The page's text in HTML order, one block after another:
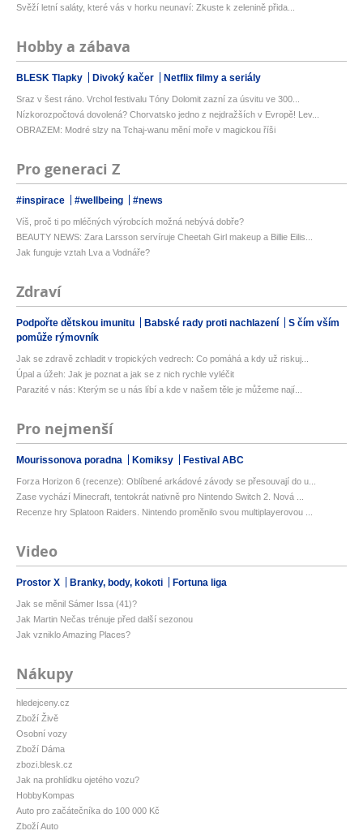
Svěží letní saláty, které vás v horku neunaví: Zkuste k zelenině přida...
Hobby a zábava
BLESK Tlapky Divoký kačer Netflix filmy a seriály
Sraz v šest ráno. Vrchol festivalu Tóny Dolomit zazní za úsvitu ve 300...
Nízkorozpočtová dovolená? Chorvatsko jedno z nejdražších v Evropě! Lev...
OBRAZEM: Modré slzy na Tchaj-wanu mění moře v magickou říši
Pro generaci Z
#inspirace #wellbeing #news
Víš, proč ti po mléčných výrobcích možná nebývá dobře?
BEAUTY NEWS: Zara Larsson servíruje Cheetah Girl makeup a Billie Eilis...
Jak funguje vztah Lva a Vodnáře?
Zdraví
Podpořte dětskou imunitu Babské rady proti nachlazení
S čím vším
pomůže rýmovník
Jak se zdravě zchladit v tropických vedrech: Co pomáhá a kdy už riskuj...
Úpal a úžeh: Jak je poznat a jak se z nich rychle vyléčit
Parazité v nás: Kterým se u nás líbí a kde v našem těle je můžeme nají...
Pro nejmenší
Mourissonova poradna Komiksy Festival ABC
Forza Horizon 6 (recenze): Oblíbené arkádové závody se přesouvají do u...
Zase vychází Minecraft, tentokrát nativně pro Nintendo Switch 2. Nová ...
Recenze hry Splatoon Raiders. Nintendo proměnilo svou multiplayerovou ...
Video
Prostor X Branky, body, kokoti Fortuna liga
Jak se měnil Sámer Issa (41)?
Jak Martin Nečas trénuje před další sezonou
Jak vzniklo Amazing Places?
Nákupy
hledejceny.cz
Zboží Živě
Osobní vozy
Zboží Dáma
zbozi.blesk.cz
Jak na prohlídku ojetého vozu?
HobbyKompas
Auto pro začátečníka do 100 000 Kč
Zboží Auto